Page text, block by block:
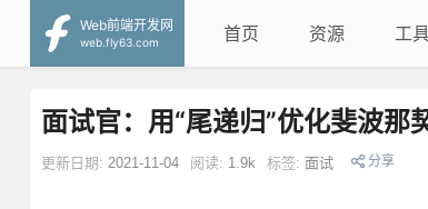
Web前端开发网
web.fly63.com
首页 资源 工
面试官：用“尾递归”优化斐波那
更新日期: 2021-11-04 阅读: 1.9k 标签: 面试 分享